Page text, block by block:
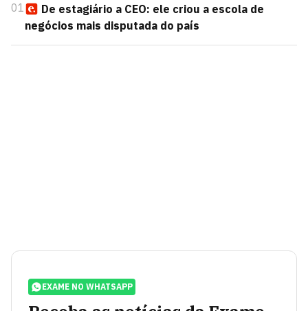
01
De estagiário a CEO: ele criou a escola de
negócios mais disputada do país
EXAME NO WHATSAPP